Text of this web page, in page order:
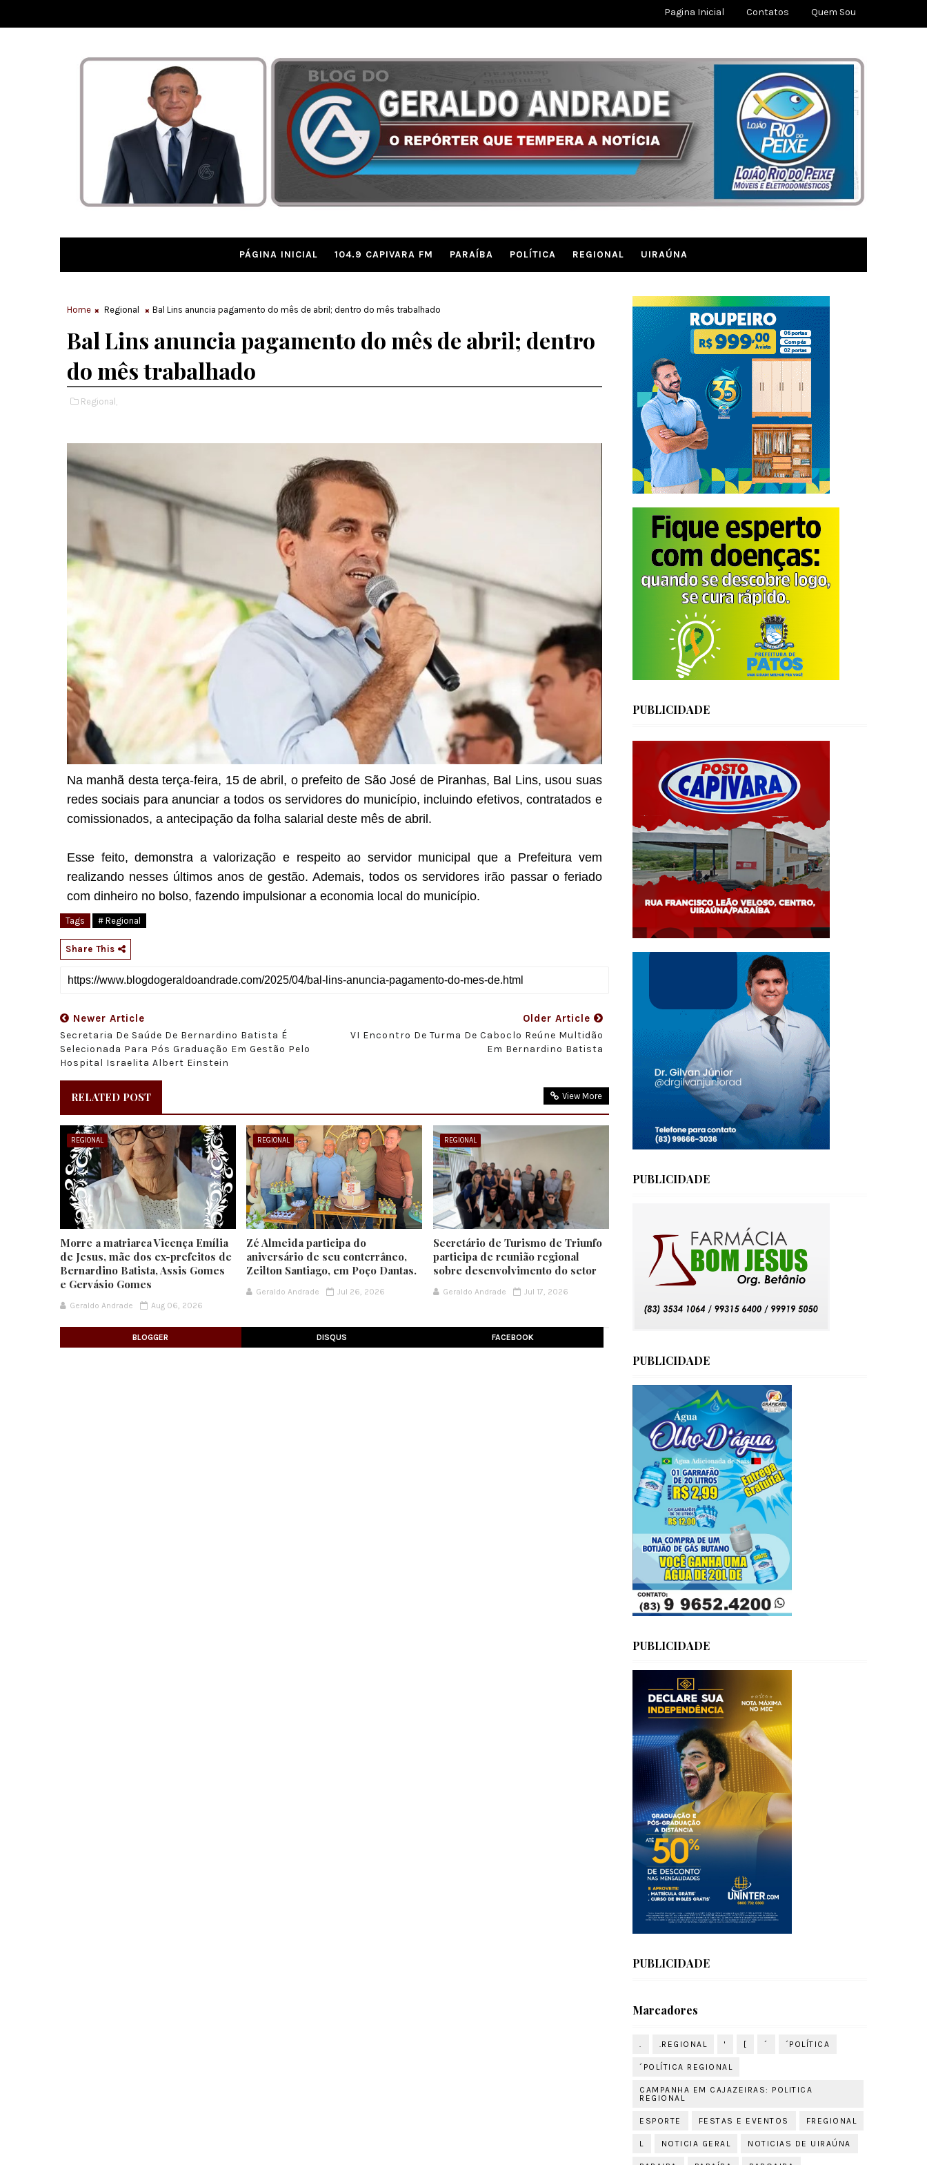
Pagina Inicial Contatos Quem Sou
PÁGINA INICIAL 104.9 CAPIVARA FM PARAÍBA POLÍTICA REGIONAL UIRAÚNA
Home Regional Bal Lins anuncia pagamento do mês de abril; dentro do mês trabalhado
Bal Lins anuncia pagamento do mês de abril; dentro
do mês trabalhado
Regional,
Na manhã desta terça-feira, 15 de abril, o prefeito de São José de Piranhas, Bal Lins, usou suas
redes sociais para anunciar a todos os servidores do município, incluindo efetivos, contratados e
comissionados, a antecipação da folha salarial deste mês de abril.
Esse feito, demonstra a valorização e respeito ao servidor municipal que a Prefeitura vem
realizando nesses últimos anos de gestão. Ademais, todos os servidores irão passar o feriado
com dinheiro no bolso, fazendo impulsionar a economia local do município.
Tags # Regional
Share This
Newer Article
Secretaria De Saúde De Bernardino Batista É
Selecionada Para Pós Graduação Em Gestão Pelo
Hospital Israelita Albert Einstein
Older Article
VI Encontro De Turma De Caboclo Reúne Multidão
Em Bernardino Batista
RELATED POST View More
REGIONAL
Morre a matriarca Vicença Emília
de Jesus, mãe dos ex-prefeitos de
Bernardino Batista, Assis Gomes
e Gervásio Gomes
Geraldo Andrade Aug 06, 2026
REGIONAL
Zé Almeida participa do
aniversário de seu conterrâneo,
Zeilton Santiago, em Poço Dantas.
Geraldo Andrade Jul 26, 2026
REGIONAL
Secretário de Turismo de Triunfo
participa de reunião regional
sobre desenvolvimento do setor
Geraldo Andrade Jul 17, 2026
BLOGGER DISQUS FACEBOOK
PUBLICIDADE
PUBLICIDADE
PUBLICIDADE
PUBLICIDADE
PUBLICIDADE
Marcadores
. .REGIONAL ' [ ´ ´POLÍTICA
´POLÍTICA REGIONAL
CAMPANHA EM CAJAZEIRAS: POLITICA
REGIONAL
ESPORTE FESTAS E EVENTOS FREGIONAL
L NOTICIA GERAL NOTICIAS DE UIRAÚNA